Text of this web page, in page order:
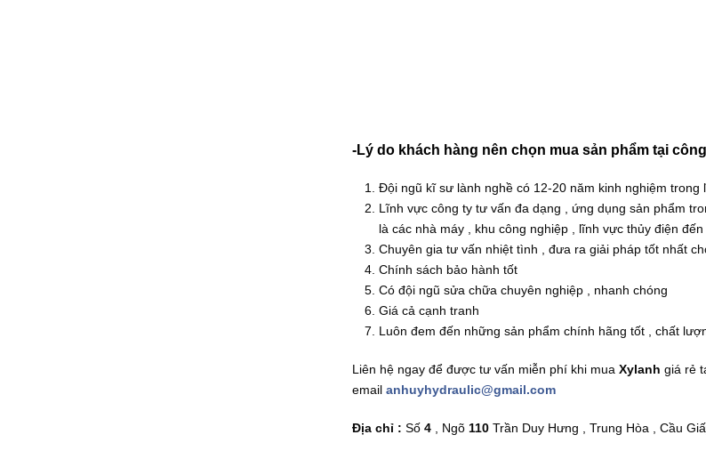
-Lý do khách hàng nên chọn mua sản phẩm tại
Đội ngũ kĩ sư lành nghề có 12-20 năm kinh nghiệm trong
Lĩnh vực công ty tư vấn đa dạng , ứng dụng sản phẩm
là các nhà máy , khu công nghiệp , lĩnh vực thủy điện đến
Chuyên gia tư vấn nhiệt tình , đưa ra giải pháp tốt nhất
Chính sách bảo hành tốt
Có đội ngũ sửa chữa chuyên nghiệp , nhanh chóng
Giá cả cạnh tranh
Luôn đem đến những sản phẩm chính hãng tốt , chất
Liên hệ ngay để được tư vấn miễn phí khi mua Xylanh giá rẻ
email anhuyhydraulic@gmail.com
Địa chỉ : Số 4 , Ngõ 110 Trần Duy Hưng , Trung Hòa , Cầu